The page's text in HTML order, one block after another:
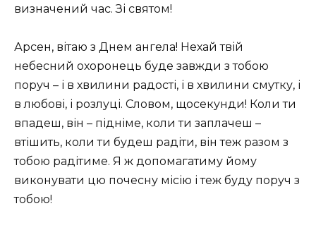
визначений час. Зі святом!
Арсен, вітаю з Днем ангела! Нехай твій
небесний охоронець буде завжди з тобою
поруч – і в хвилини радості, і в хвилини смутку, і
в любові, і розлуці. Словом, щосекунди! Коли ти
впадеш, він – підніме, коли ти заплачеш –
втішить, коли ти будеш радіти, він теж разом з
тобою радітиме. Я ж допомагатиму йому
виконувати цю почесну місію і теж буду поруч з
тобою!